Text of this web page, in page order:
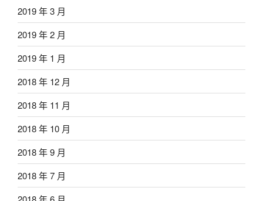
2019 年 3 月
2019 年 2 月
2019 年 1 月
2018 年 12 月
2018 年 11 月
2018 年 10 月
2018 年 9 月
2018 年 7 月